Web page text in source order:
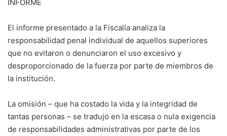
INFORME
El informe presentado a la Fiscalía analiza la
responsabilidad penal individual de aquellos superiores
que no evitaron o denunciaron el uso excesivo y
desproporcionado de la fuerza por parte de miembros de
la institución.
La omisión – que ha costado la vida y la integridad de
tantas personas – se tradujo en la escasa o nula exigencia
de responsabilidades administrativas por parte de los